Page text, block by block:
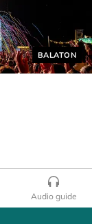
Helyszín
BALATON
Audio guide